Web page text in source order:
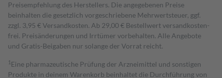
Preisempfehlung des Herstellers. Die angegebenen Preise
beinhalten die gesetzlich vorgeschriebene Mehrwertsteuer, ggf.
zzgl. 3,95 € Versandkosten. Ab 29,00 € Bestell­wert versand­kosten­
frei. Preisänderungen und Irrtümer vorbehalten. Alle Angebote
und Gratis-Beigaben nur solange der Vorrat reicht.
1 Eine pharmazeutische Prüfung der Arzneimittel und sonstigen
Produkte in deinem Warenkorb beinhaltet die Durchführung von